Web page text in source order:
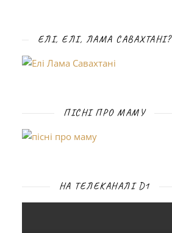
ЕЛІ, ЕЛІ, ЛАМА САВАХТАНІ?
ПІСНІ ПРО МАМУ
НА ТЕЛЕКАНАЛІ D1